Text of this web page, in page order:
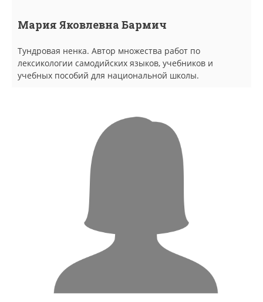
Мария Яковлевна Бармич
Тундровая ненка. Автор множества работ по
лексикологии самодийских языков, учебников и
учебных пособий для национальной школы.